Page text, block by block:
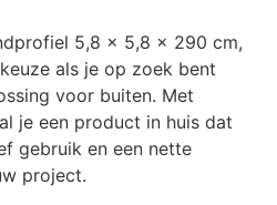
5,8 x 5,8 x 290 cm,
als je op zoek bent
voor buiten. Met
je een product in huis dat
gebruik en een nette
project.